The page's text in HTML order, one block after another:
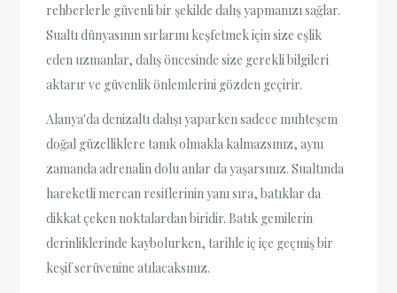
rehberlerle güvenli bir şekilde dalış yapmanızı sağlar.
Sualtı dünyasının sırlarını keşfetmek için size eşlik
eden uzmanlar, dalış öncesinde size gerekli bilgileri
aktarır ve güvenlik önlemlerini gözden geçirir.
Alanya'da denizaltı dalışı yaparken sadece muhteşem
doğal güzelliklere tanık olmakla kalmazsınız, aynı
zamanda adrenalin dolu anlar da yaşarsınız. Sualtında
hareketli mercan resiflerinin yanı sıra, batıklar da
dikkat çeken noktalardan biridir. Batık gemilerin
derinliklerinde kaybolurken, tarihle iç içe geçmiş bir
keşif serüvenine atılacaksınız.